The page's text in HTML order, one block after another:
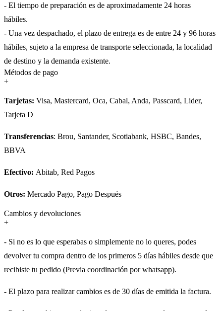
- El tiempo de preparación es de aproximadamente 24 horas
hábiles.
- Una vez despachado, el plazo de entrega es de entre 24 y 96 horas
hábiles, sujeto a la empresa de transporte seleccionada, la localidad
de destino y la demanda existente.
Métodos de pago
+
Tarjetas: Visa, Mastercard, Oca, Cabal, Anda, Passcard, Lider,
Tarjeta D
Transferencias: Brou, Santander, Scotiabank, HSBC, Bandes,
BBVA
Efectivo: Abitab, Red Pagos
Otros: Mercado Pago, Pago Después
Cambios y devoluciones
+
- Si no es lo que esperabas o simplemente no lo queres, podes
devolver tu compra dentro de los primeros 5 días hábiles desde que
recibiste tu pedido (Previa coordinación por whatsapp).
- El plazo para realizar cambios es de 30 días de emitida la factura.